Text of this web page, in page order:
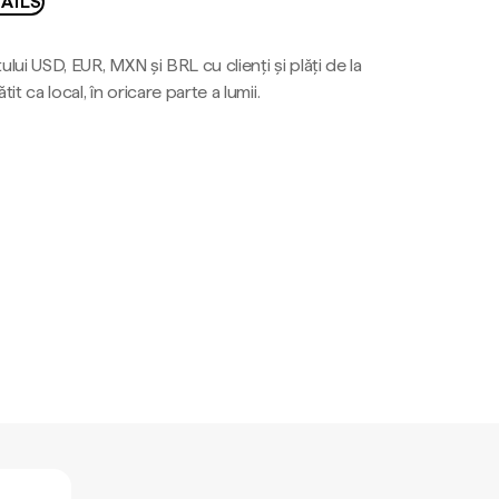
USD, EUR, MXN și BRL cu clienți și plăți de la
ca local, în oricare parte a lumii.